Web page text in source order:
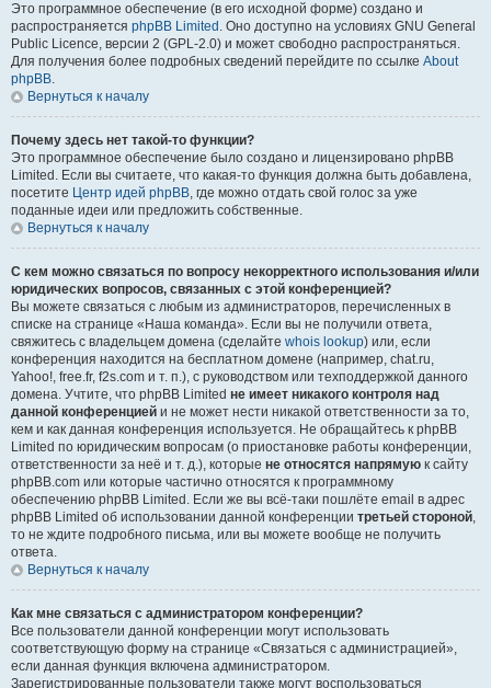
Это программное обеспечение (в его исходной форме) создано и
распространяется phpBB Limited . Оно доступно на условиях GNU General
Public Licence, версии 2 (GPL-2.0) и может свободно распространяться.
Для получения более подробных сведений перейдите по ссылке About
phpBB.
Вернуться к началу
Почему здесь нет такой-то функции?
Это программное обеспечение было создано и лицензировано phpBB
Limited. Если вы считаете, что какая-то функция должна быть добавлена,
посетите Центр идей phpBB, где можно отдать свой голос за уже
поданные идеи или предложить собственные.
Вернуться к началу
С кем можно связаться по вопросу некорректного использования и/или
юридических вопросов, связанных с этой конференцией?
Вы можете связаться с любым из администраторов, перечисленных в
списке на странице «Наша команда». Если вы не получили ответа,
свяжитесь с владельцем домена (сделайте whois lookup) или, если
конференция находится на бесплатном домене (например, chat.ru,
Yahoo!, free.fr, f2s.com и т. п.), с руководством или техподдержкой данного
домена. Учтите, что phpBB Limited не имеет никакого контроля над
данной конференцией и не может нести никакой ответственности за то,
кем и как данная конференция используется. Не обращайтесь к phpBB
Limited по юридическим вопросам (о приостановке работы конференции,
ответственности за неё и т. д.), которые не относятся напрямую к сайту
phpBB.com или которые частично относятся к программному
обеспечению phpBB Limited. Если же вы всё-таки пошлёте email в адрес
phpBB Limited об использовании данной конференции третьей стороной,
то не ждите подробного письма, или вы можете вообще не получить
ответа.
Вернуться к началу
Как мне связаться с администратором конференции?
Все пользователи данной конференции могут использовать
соответствующую форму на странице «Связаться с администрацией»,
если данная функция включена администратором.
Зарегистрированные пользователи также могут воспользоваться